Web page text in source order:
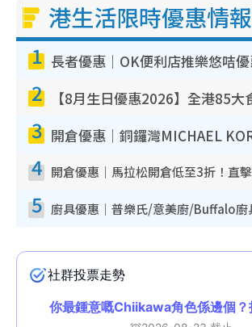
港生活限時優惠情報
1
2
3
4
5